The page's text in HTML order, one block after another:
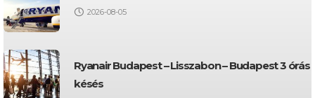
2026-08-05
Ryanair Budapest – Lisszabon – Budapest 3 órás
késés